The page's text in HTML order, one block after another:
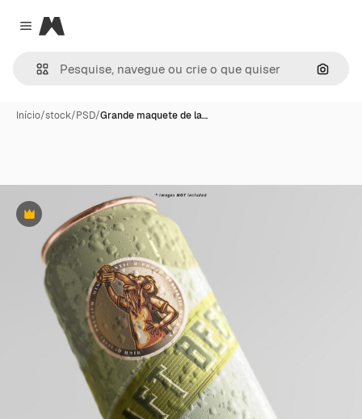
Close menu
Magnific
Início/stock/PSD/Grande maquete de la…
Premium